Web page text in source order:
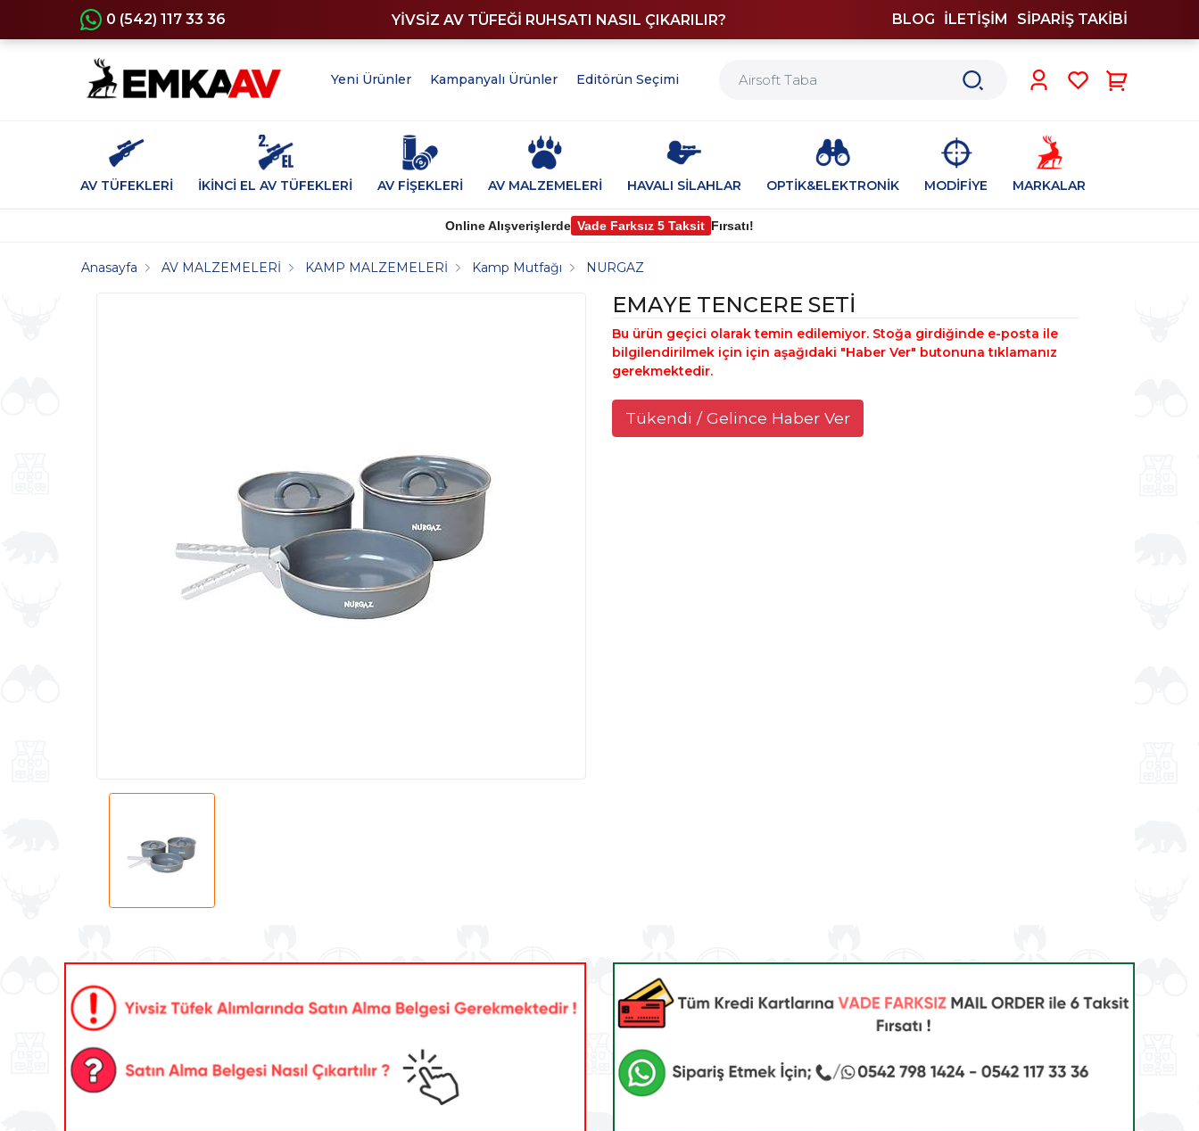
0 (542) 117 33 36 YİVSİZ AV TÜFEĞİ RUHSATI NASIL ÇIKARILIR? BLOG İLETİŞİM SİPARİŞ TAKİBİ
Yeni Ürünler Kampanyalı Ürünler Editörün Seçimi
AV TÜFEKLERİ İKİNCİ EL AV TÜFEKLERİ AV FİŞEKLERİ AV MALZEMELERİ HAVALI SİLAHLAR OPTİK&ELEKTRONİK MODİFİYE MARKALAR
Online Alışverişlerde Vade Farksız 5 Taksit Fırsatı!
Anasayfa AV MALZEMELERİ KAMP MALZEMELERİ Kamp Mutfağı NURGAZ
EMAYE TENCERE SETİ
Bu ürün geçici olarak temin edilemiyor. Stoğa girdiğinde e-posta ile
bilgilendirilmek için için aşağıdaki "Haber Ver" butonuna tıklamanız
gerekmektedir.
Tükendi / Gelince Haber Ver